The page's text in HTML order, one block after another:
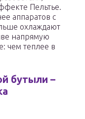
Пельтье.
аппаратов с
охлаждают
напрямую
чем теплее в
бутыли –